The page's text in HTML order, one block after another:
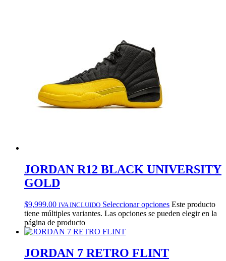
JORDAN R12 BLACK UNIVERSITY
GOLD
$9,999.00 IVA INCLUIDO Seleccionar opciones Este producto
tiene múltiples variantes. Las opciones se pueden elegir en la
página de producto
JORDAN 7 RETRO FLINT